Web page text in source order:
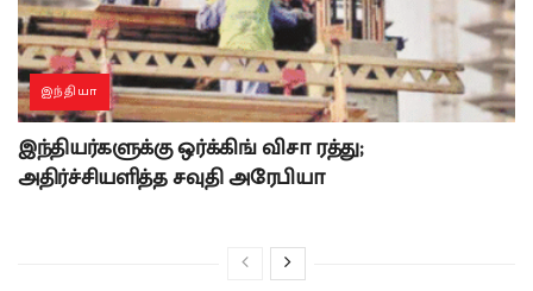
இந்தியா
இந்தியர்களுக்கு ஒர்க்கிங் விசா ரத்து;
அதிர்ச்சியளித்த சவுதி அரேபியா